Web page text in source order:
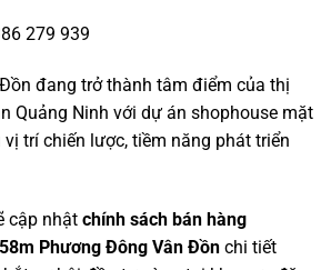
279 939
đang trở thành tâm điểm của thị
Quảng Ninh với dự án shophouse mặt
trí chiến lược, tiềm năng phát triển
cập nhật chính sách bán hàng
Phương Đông Vân Đồn chi tiết